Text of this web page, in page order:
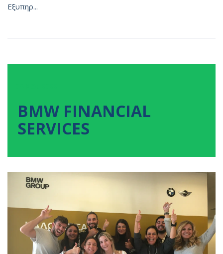
Εξυπηρ...
BMW FINANCIAL
SERVICES